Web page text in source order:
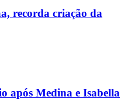
recorda criação da
após Medina e Isabella